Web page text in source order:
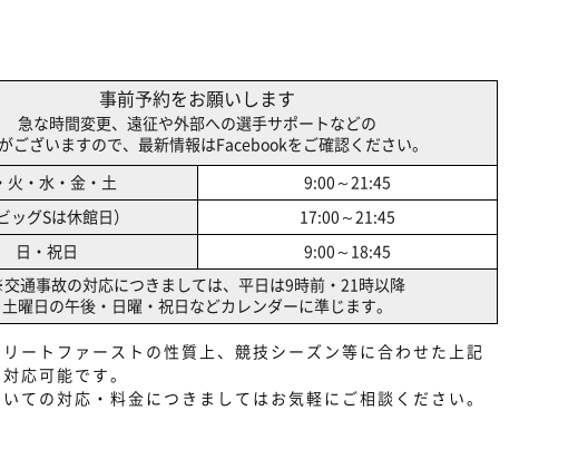
事前予約をお願いします
急な時間変更、遠征や外部への選手サポートなどの
ございますので、最新情報はFacebookをご確認ください。
火・水・金・土 9:00～21:45
ッグSは休館日） 17:00～21:45
日・祝日 9:00～18:45
通事故の対応につきましては、 平日は9時前・21時以降
土曜日の午後 ・日曜・祝日などカレンダーに準じます。
リートファーストの性質上、競技シーズン等に合わせた上記
応可能です。
ての対応・料金につきましてはお気軽にご相談ください。